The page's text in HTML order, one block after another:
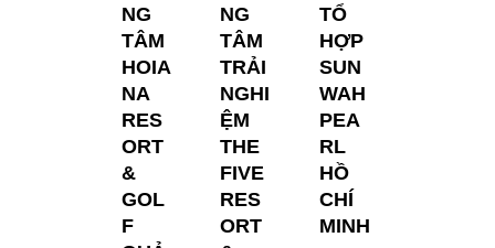
NG
TÂM
HOIA
NA
RES
ORT
&
GOL
F
NG
TÂM
TRẢI
NGHI
ỆM
THE
FIVE
RES
ORT
TỔ
HỢP
SUN
WAH
PEA
RL
HỒ
CHÍ
MINH